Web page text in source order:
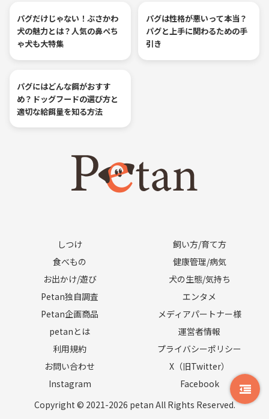
パグだけじゃない！ぶさかわ
犬の魅力とは？人気の鼻ぺち
ゃ犬も大特集
パグは性格が悪いって本当？
パグと上手に関わるための手
引き
パグにはどんな餌がおすす
め？ドッグフードの選び方と
適切な給餌量を知る方法
しつけ
飼い方/育て方
食べもの
健康管理/病気
お出かけ/遊び
犬の生態/気持ち
Petan独自調査
エンタメ
Petan企画商品
メディアパートナー様
petanとは
運営者情報
利用規約
プライバシーポリシー
お問い合わせ
X（旧Twitter）
Instagram
Facebook
Copyright © 2021-2026 petan All Rights Reserved.